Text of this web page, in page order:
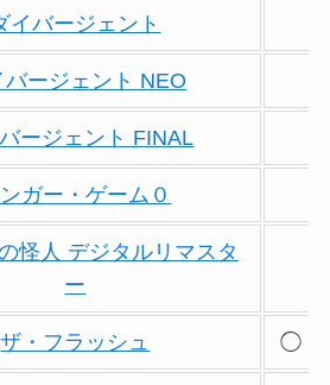
イバージェント
バージェント NEO
ージェント FINAL
ガー・ゲーム０
怪人 デジタルリマスタ
ー
ザ・フラッシュ ◯